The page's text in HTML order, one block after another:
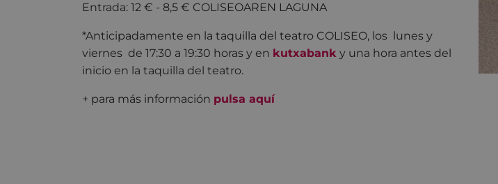
Entrada: 12 € - 8,5 € COLISEOAREN LAGUNA
*Anticipadamente en la taquilla del teatro COLISEO, los lunes y
viernes de 17:30 a 19:30 horas y en kutxabank y una hora antes del
inicio en la taquilla del teatro.
+ para más información pulsa aquí